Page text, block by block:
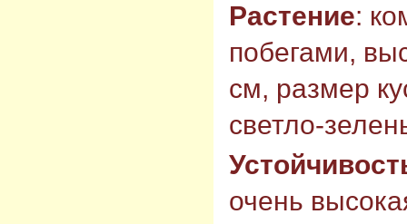
Растение:
побегами,
см, размер
светло-
очень